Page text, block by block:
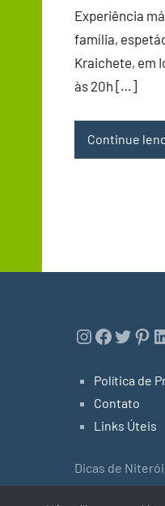
DN
Experiência
família,
Kraichete, em
às 20h […]
Continue
Instagram
Política de
Contato
Links Úteis
Dicas de
Tema do